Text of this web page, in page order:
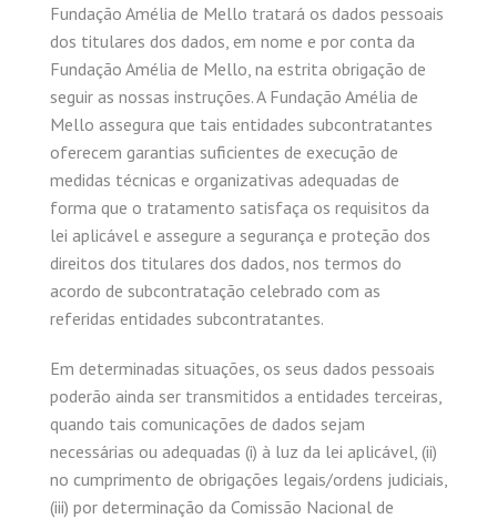
Fundação Amélia de Mello tratará os dados pessoais
dos titulares dos dados, em nome e por conta da
Fundação Amélia de Mello, na estrita obrigação de
seguir as nossas instruções. A Fundação Amélia de
Mello assegura que tais entidades subcontratantes
oferecem garantias suficientes de execução de
medidas técnicas e organizativas adequadas de
forma que o tratamento satisfaça os requisitos da
lei aplicável e assegure a segurança e proteção dos
direitos dos titulares dos dados, nos termos do
acordo de subcontratação celebrado com as
referidas entidades subcontratantes.
Em determinadas situações, os seus dados pessoais
poderão ainda ser transmitidos a entidades terceiras,
quando tais comunicações de dados sejam
necessárias ou adequadas (i) à luz da lei aplicável, (ii)
no cumprimento de obrigações legais/ordens judiciais,
(iii) por determinação da Comissão Nacional de